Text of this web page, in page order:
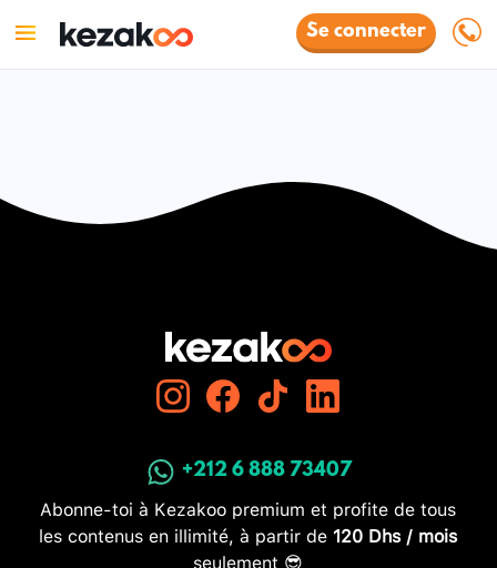
Se connecter
+212 6 888 73407
Abonne-toi à Kezakoo premium et profite de tous
les contenus en illimité, à partir de 120 Dhs / mois
seulement 😎